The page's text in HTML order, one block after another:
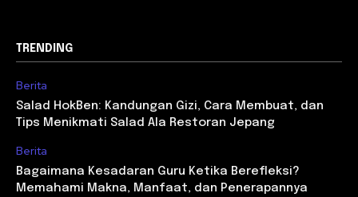
TRENDING
Berita
Salad HokBen: Kandungan Gizi, Cara Membuat, dan
Tips Menikmati Salad Ala Restoran Jepang
Berita
Bagaimana Kesadaran Guru Ketika Berefleksi?
Memahami Makna, Manfaat, dan Penerapannya